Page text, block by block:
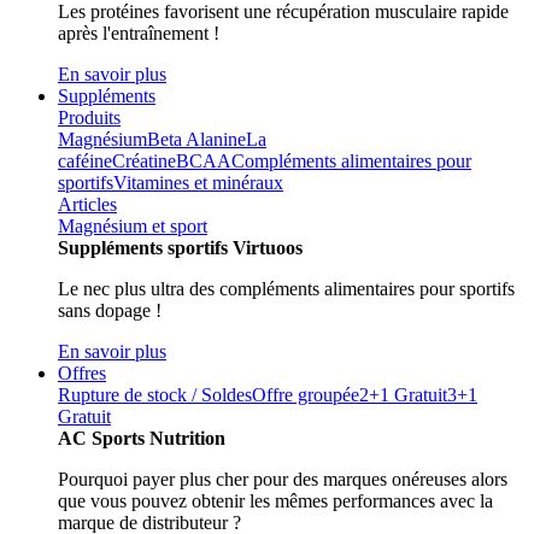
Les protéines favorisent une récupération musculaire rapide
après l'entraînement !
En savoir plus
Suppléments
Produits
MagnésiumBeta AlanineLa
caféineCréatineBCAACompléments alimentaires pour
sportifsVitamines et minéraux
Articles
Magnésium et sport
Suppléments sportifs Virtuoos
Le nec plus ultra des compléments alimentaires pour sportifs
sans dopage !
En savoir plus
Offres
Rupture de stock / SoldesOffre groupée2+1 Gratuit3+1
Gratuit
AC Sports Nutrition
Pourquoi payer plus cher pour des marques onéreuses alors
que vous pouvez obtenir les mêmes performances avec la
marque de distributeur ?